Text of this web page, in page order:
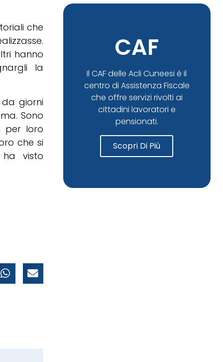
che
hanno
la
da giorni
Sono
per loro
che si
visto
CAF
Il CAF delle Acli Cuneesi è il
centro di Assistenza Fiscale
che offre servizi rivolti ai
cittadini lavoratori e
pensionati.
Scopri Di Più